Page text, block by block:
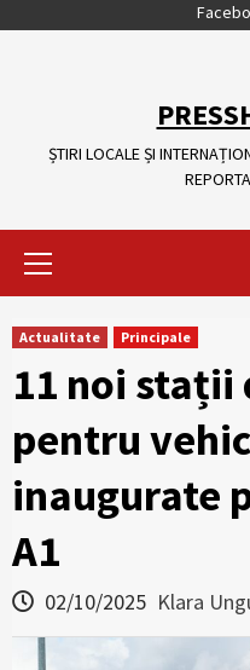
ȘTIRI LOCALE ȘI
Actualitate Principale
11 noi stații
pentru
inaugurate
A1
02/10/2025 Klara